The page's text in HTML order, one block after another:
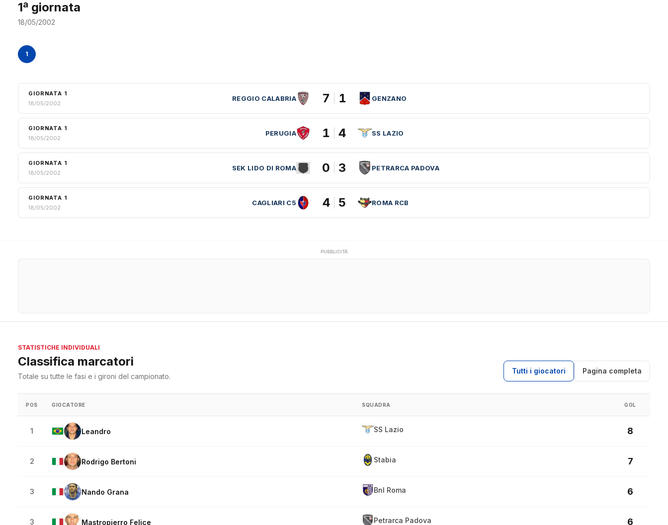
1ª giornata
18/05/2002
1
GIORNATA 1
18/05/2002
REGGIO CALABRIA 7 1 GENZANO
GIORNATA 1
18/05/2002
PERUGIA 1 4 SS LAZIO
GIORNATA 1
18/05/2002
SEK LIDO DI ROMA 0 3 PETRARCA PADOVA
GIORNATA 1
18/05/2002
CAGLIARI C5 4 5 ROMA RCB
PUBBLICITÀ
STATISTICHE INDIVIDUALI
Classifica marcatori
Totale su tutte le fasi e i gironi del campionato.
Tutti i giocatori Pagina completa
POS GIOCATORE SQUADRA GOL
1 Leandro SS Lazio 8
2 Rodrigo Bertoni Stabia 7
3 Nando Grana Bnl Roma 6
3 Mastropierro Felice Petrarca Padova 6